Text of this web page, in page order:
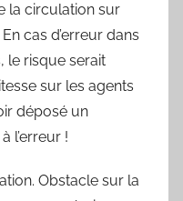
la circulation sur
cas d’erreur dans
le risque serait
sur les agents
déposé un
l’erreur !
Obstacle sur la